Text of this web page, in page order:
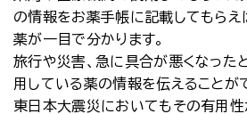
の情報をお薬手帳に記載してもらえ
薬が一目で分かります。
旅行や災害、急に具合が悪くなった
用している薬の情報を伝えることが
東日本大震災においてもその有用性